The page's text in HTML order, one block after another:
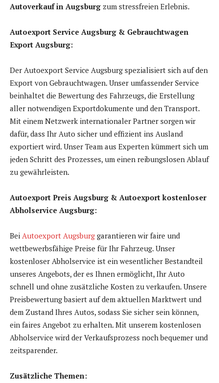
Autoverkauf in Augsburg zum stressfreien Erlebnis.
Autoexport Service Augsburg & Gebrauchtwagen
Export Augsburg:
Der Autoexport Service Augsburg spezialisiert sich auf den
Export von Gebrauchtwagen. Unser umfassender Service
beinhaltet die Bewertung des Fahrzeugs, die Erstellung
aller notwendigen Exportdokumente und den Transport.
Mit einem Netzwerk internationaler Partner sorgen wir
dafür, dass Ihr Auto sicher und effizient ins Ausland
exportiert wird. Unser Team aus Experten kümmert sich um
jeden Schritt des Prozesses, um einen reibungslosen Ablauf
zu gewährleisten.
Autoexport Preis Augsburg & Autoexport kostenloser
Abholservice Augsburg:
Bei Autoexport Augsburg garantieren wir faire und
wettbewerbsfähige Preise für Ihr Fahrzeug. Unser
kostenloser Abholservice ist ein wesentlicher Bestandteil
unseres Angebots, der es Ihnen ermöglicht, Ihr Auto
schnell und ohne zusätzliche Kosten zu verkaufen. Unsere
Preisbewertung basiert auf dem aktuellen Marktwert und
dem Zustand Ihres Autos, sodass Sie sicher sein können,
ein faires Angebot zu erhalten. Mit unserem kostenlosen
Abholservice wird der Verkaufsprozess noch bequemer und
zeitsparender.
Zusätzliche Themen: